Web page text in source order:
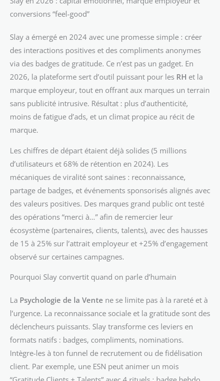
conversions “feel-good”
Slay a émergé en 2024 avec une promesse simple : créer
des interactions positives et des compliments anonymes
via des badges de gratitude. Ce n’est pas un gadget. En
2026, la plateforme sert d’outil puissant pour les RH et la
marque employeur, tout en offrant aux marques un terrain
sans publicité intrusive. Résultat : plus d’authenticité,
moins de fatigue d’ads, et un climat propice au récit de
marque.
Les chiffres de départ étaient déjà solides (5 millions
d’utilisateurs et 68% de rétention en 2024). Les
mécaniques de viralité sont saines : reconnaissance,
partage de badges, et événements sponsorisés alignés avec
des valeurs positives. Des marques grand public ont testé
des opérations “merci à…” afin de remercier leur
écosystème (partenaires, clients, talents), avec des hausses
de 15 à 25% sur l’attrait employeur et +25% d’engagement
observé sur certaines campagnes.
Pourquoi Slay convertit quand on parle d’humain
La Psychologie de la Vente ne se limite pas à la rareté et à
l’urgence. La reconnaissance sociale et la gratitude sont des
déclencheurs puissants. Slay transforme ces leviers en
formats natifs : badges, compliments, nominations.
Intègre-les à ton funnel de recrutement ou de fidélisation
client. Par exemple, une ESN peut animer un mois